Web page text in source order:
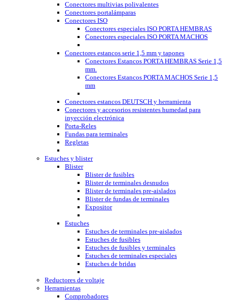
Conectores multivias polivalentes
Conectores portalámparas
Conectores ISO
Conectores especiales ISO PORTA HEMBRAS
Conectores especiales ISO PORTA MACHOS
Conectores estancos serie 1,5 mm y tapones
Conectores Estancos PORTA HEMBRAS Serie 1,5
mm.
Conectores Estancos PORTA MACHOS Serie 1,5
mm
Conectores estancos DEUTSCH y herramienta
Conectores y accesorios resistentes humedad para
inyección electrónica
Porta-Reles
Fundas para terminales
Regletas
Estuches y blister
Blister
Blister de fusibles
Blister de terminales desnudos
Blister de terminales pre-aislados
Blister de fundas de terminales
Expositor
Estuches
Estuches de terminales pre-aislados
Estuches de fusibles
Estuches de fusibles y terminales
Estuches de terminales especiales
Estuches de bridas
Reductores de voltaje
Herramientas
Comprobadores